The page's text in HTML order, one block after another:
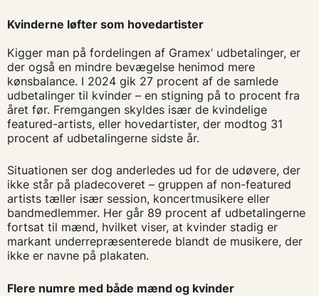
Kvinderne løfter som hovedartister
Kigger man på fordelingen af Gramex’ udbetalinger, er
der også en mindre bevægelse henimod mere
kønsbalance. I 2024 gik 27 procent af de samlede
udbetalinger til kvinder – en stigning på to procent fra
året før. Fremgangen skyldes især de kvindelige
featured-artists, eller hovedartister, der modtog 31
procent af udbetalingerne sidste år.
Situationen ser dog anderledes ud for de udøvere, der
ikke står på pladecoveret – gruppen af non-featured
artists tæller især session, koncertmusikere eller
bandmedlemmer. Her går 89 procent af udbetalingerne
fortsat til mænd, hvilket viser, at kvinder stadig er
markant underrepræsenterede blandt de musikere, der
ikke er navne på plakaten.
Flere numre med både mænd og kvinder